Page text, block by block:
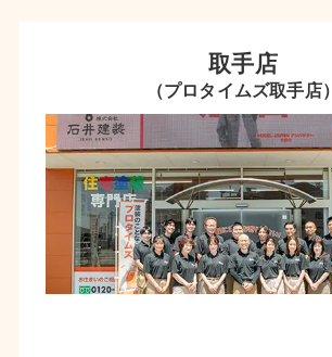
取手店
（プロタイムズ取手店）